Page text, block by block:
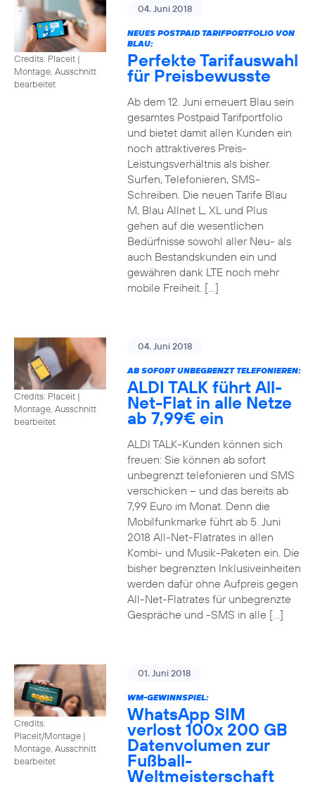
Credits: Placeit |
Montage, Ausschnitt
bearbeitet
04. Juni 2018
NEUES POSTPAID TARIFPORTFOLIO VON
BLAU:
Perfekte Tarifauswahl
für Preisbewusste
Ab dem 12. Juni erneuert Blau sein
gesamtes Postpaid Tarifportfolio
und bietet damit allen Kunden ein
noch attraktiveres Preis-
Leistungsverhältnis als bisher.
Surfen, Telefonieren, SMS-
Schreiben. Die neuen Tarife Blau
M, Blau Allnet L, XL und Plus
gehen auf die wesentlichen
Bedürfnisse sowohl aller Neu- als
auch Bestandskunden ein und
gewähren dank LTE noch mehr
mobile Freiheit. […]
Credits: Placeit |
Montage, Ausschnitt
bearbeitet
04. Juni 2018
AB SOFORT UNBEGRENZT TELEFONIEREN:
ALDI TALK führt All-
Net-Flat in alle Netze
ab 7,99€ ein
ALDI TALK-Kunden können sich
freuen: Sie können ab sofort
unbegrenzt telefonieren und SMS
verschicken – und das bereits ab
7,99 Euro im Monat. Denn die
Mobilfunkmarke führt ab 5. Juni
2018 All-Net-Flatrates in allen
Kombi- und Musik-Paketen ein. Die
bisher begrenzten Inklusiveinheiten
werden dafür ohne Aufpreis gegen
All-Net-Flatrates für unbegrenzte
Gespräche und -SMS in alle […]
Credits:
Placeit/Montage |
Montage, Ausschnitt
bearbeitet
01. Juni 2018
WM-GEWINNSPIEL:
WhatsApp SIM
verlost 100x 200 GB
Datenvolumen zur
Fußball-
Weltmeisterschaft